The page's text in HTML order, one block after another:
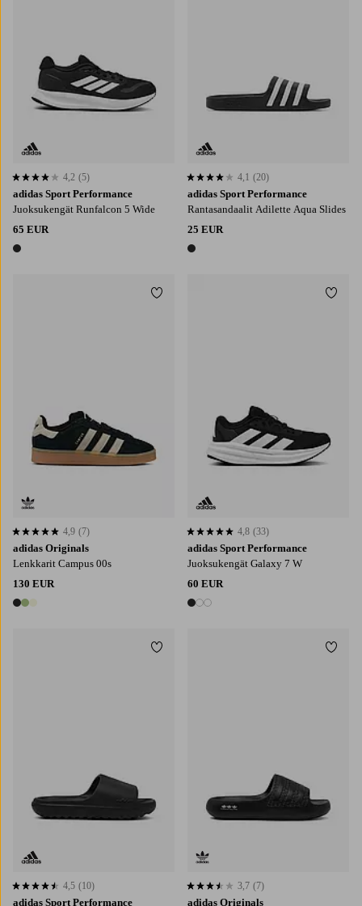
adidas Sport Performance
Juoksukengät Runfalcon 5 Wide
65 EUR
1 väri
4,2 perustuen 5 arvosanaan
4,2 (5)
adidas Sport Performance
Rantasandaalit Adilette Aqua Slides
25 EUR
1 väri
4,1 perustuen 20 arvosanaan
4,1 (20)
adidas Originals
Lenkkarit Campus 00s
130 EUR
3 värejä
4,9 perustuen 7 arvosanaan
4,9 (7)
Lisää suosikkeihin
adidas Sport Performance
Juoksukengät Galaxy 7 W
60 EUR
3 värejä
4,8 perustuen 33 arvosanaan
4,8 (33)
adidas Sport Performance
4,5 perustuen 10 arvosanaan
4,5 (10)
Lisää suosikkeihin
adidas Originals
3,7 perustuen 7 arvosanaan
3,7 (7)